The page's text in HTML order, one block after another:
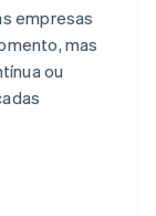
empresas
mas
ou